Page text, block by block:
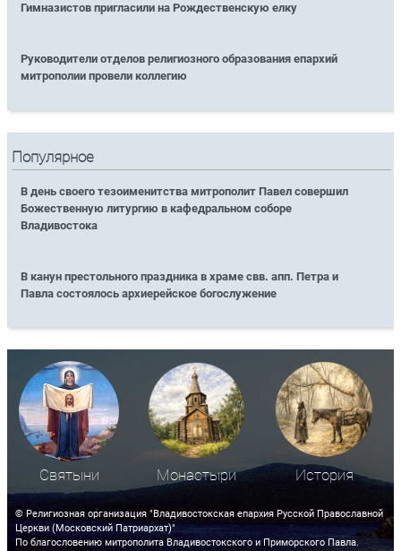
Гимназистов пригласили на Рождественскую елку
Руководители отделов религиозного образования епархий
митрополии провели коллегию
Популярное
В день своего тезоименитства митрополит Павел совершил
Божественную литургию в кафедральном соборе
Владивостока
В канун престольного праздника в храме свв. апп. Петра и
Павла состоялось архиерейское богослужение
Святыни Монастыри История
© Религиозная организация "Владивостокская епархия Русской Православной
Церкви (Московский Патриархат)"
По благословению митрополита Владивостокского и Приморского Павла.